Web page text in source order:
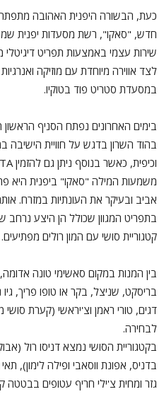
כעת, הבשורה היפנית האהובה
חדש, "סאקו", רשת מסעדות יפנית
שירות עצמי באמצעות תפריט דיגיטלי
לצד אווירה מיוחדת עם מוזיקה
במסעדת סטריט פוד בטוקיו.
בהוד השרון בדגש על חוויית הישיבה
וכיפית, כאשר בנוסף ניתן גם להזמין TA באיסוף עצמי ומשלוח עד הבית!
משמעות המילה "סאקו" ביפנית היא
אביב ובעיקר את העונתיות במזרח.
בתפריט המגוון שכולל הן היצע נרחב
קטגוריית סושי עם המון רולים מפתיעים.
בין המנות במקום סאשימי טונה
בריסקט, שניצל, בקר או טופו פריך,
דגים, טורי ראמן וצ'יראשי (קערת
לבחירה.
בקטגוריית הסושי נמצא דניסו רול
בדניס, אפונת ווסאבי ופילה לימון),
גזר ומחית צ'ילי חריף עטופים בבטטה